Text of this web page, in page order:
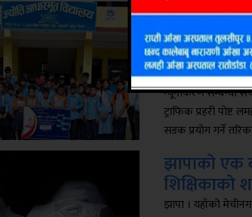
राजपुरको
न्यूनीकरण
दाङ । देउखुरीको
विद्यार्थीहरुलाई
न्यूनीकरण सम्बन्धी
ट्राफिक प्रहरी पोष्ट
सडक प्रयोग गर्ने
झापाको एक
शिक्षिकाको
झापा । यहाँको